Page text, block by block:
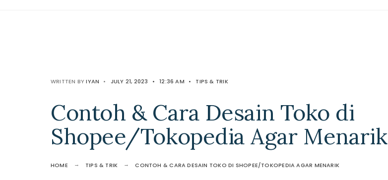
WRITTEN BYIYAN • JULY 21, 2023 • 12:36 AM • TIPS & TRIK
Contoh & Cara Desain Toko di
Shopee/Tokopedia Agar Menarik
HOME TIPS & TRIK CONTOH & CARA DESAIN TOKO DI SHOPEE/TOKOPEDIA AGAR MENARIK